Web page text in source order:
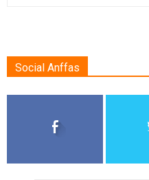
Social Anffas